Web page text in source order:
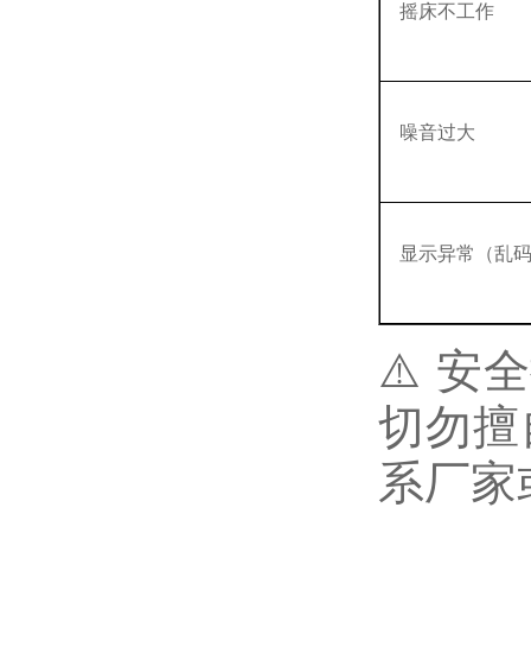
摇床不工作
噪音过大
显示异常（乱
⚠️ ‌安全
切勿
系厂